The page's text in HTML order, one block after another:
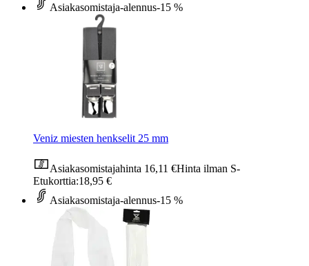
Asiakasomistaja-alennus-15 %
Veniz miesten henkselit 25 mm
Asiakasomistajahinta 16,11 €Hinta ilman S-
Etukorttia:18,95 €
Asiakasomistaja-alennus-15 %